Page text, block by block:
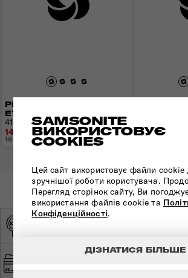
SAMSONITE
ВИКОРИСТОВУЄ
COOKIES
Цей сайт використовує файли cookie
зручнішої роботи користувача.
Перегляд сторінок сайту, Ви
використання файлів cookie та
Конфіденційності.
ДІЗНАТИСЯ БІЛЬШЕ
РЮКЗАК 14,1" URBAN-
EYE
41x28x16 см | 1 кг | 15 л
14 688 грн
18 360 грн - 3 672 грн
15 752 грн